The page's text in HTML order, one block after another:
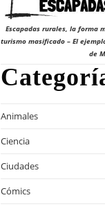
Escapadas rurales, la forma
turismo masificado – El
de
Animales
Ciencia
Ciudades
Cómics